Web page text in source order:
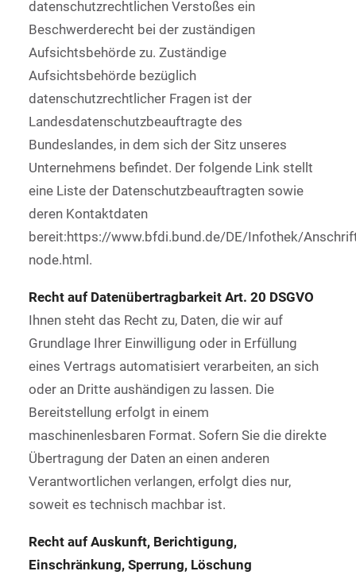
datenschutzrechtlichen Verstoßes ein
Beschwerderecht bei der zuständigen
Aufsichtsbehörde zu. Zuständige
Aufsichtsbehörde bezüglich
datenschutzrechtlicher Fragen ist der
Landesdatenschutzbeauftragte des
Bundeslandes, in dem sich der Sitz unseres
Unternehmens befindet. Der folgende Link stellt
eine Liste der Datenschutzbeauftragten sowie
deren Kontaktdaten
bereit:https://www.bfdi.bund.de/DE/Infothek/
node.html.
Recht auf Datenübertragbarkeit Art. 20 DSGVO
Ihnen steht das Recht zu, Daten, die wir auf
Grundlage Ihrer Einwilligung oder in Erfüllung
eines Vertrags automatisiert verarbeiten, an sich
oder an Dritte aushändigen zu lassen. Die
Bereitstellung erfolgt in einem
maschinenlesbaren Format. Sofern Sie die direkte
Übertragung der Daten an einen anderen
Verantwortlichen verlangen, erfolgt dies nur,
soweit es technisch machbar ist.
Recht auf Auskunft, Berichtigung,
Einschränkung, Sperrung, Löschung